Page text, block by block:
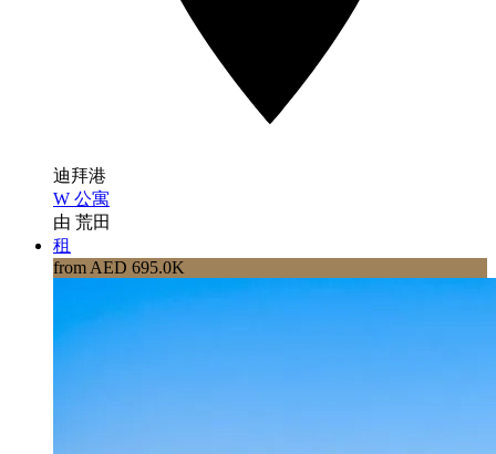
迪拜港
W 公寓
由 荒田
租
from AED 695.0K